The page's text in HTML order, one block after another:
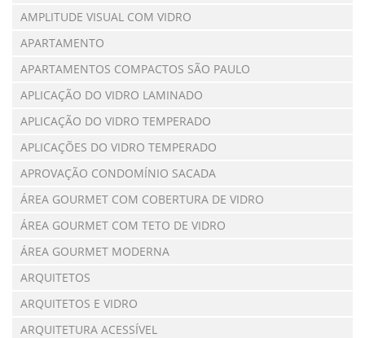
AMPLITUDE VISUAL COM VIDRO
APARTAMENTO
APARTAMENTOS COMPACTOS SÃO PAULO
APLICAÇÃO DO VIDRO LAMINADO
APLICAÇÃO DO VIDRO TEMPERADO
APLICAÇÕES DO VIDRO TEMPERADO
APROVAÇÃO CONDOMÍNIO SACADA
ÁREA GOURMET COM COBERTURA DE VIDRO
ÁREA GOURMET COM TETO DE VIDRO
ÁREA GOURMET MODERNA
ARQUITETOS
ARQUITETOS E VIDRO
ARQUITETURA ACESSÍVEL